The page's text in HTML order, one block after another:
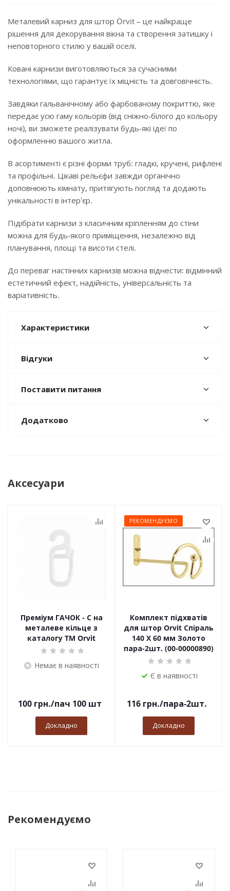
Металевий карниз для штор Orvit – це найкраще
рішення для декорування вікна та створення затишку і
неповторного стилю у вашій оселі.
Ковані карнизи виготовляються за сучасними
технологіями, що гарантує їх міцність та довговічність.
Завдяки гальванічному або фарбованому покриттю, яке
передає усю гаму кольорів (від сніжно-білого до кольору
ночі), ви зможете реалізувати будь-які ідеї по
оформленню вашого житла.
В асортименті є різні форми труб: гладкі, кручені, рифлені
та профільні. Цікаві рельєфи завжди органічно
доповнюють кімнату, притягують погляд та додають
унікальності в інтер'єр.
Підібрати карнизи з класичним кріпленням до стіни
можна для будь-якого приміщення, незалежно від
планування, площі та висоти стелі.
До переваг настінних карнизів можна віднести: відмінний
естетичний ефект, надійність, універсальність та
варіативність.
Характеристики
Відгуки
Поставити питання
Додатково
Аксесуари
Преміум ГАЧОК - С на
металеве кільце з
каталогу TM Orvit
Немає в наявності
100грн./пач 100 шт
Докладно
РЕКОМЕНДУЄМО
Комплект підхватів
для штор Orvit Спіраль
140 Х 60 мм Золото
пара-2шт. (00-00000890)
Є в наявності
116 грн./пара-2шт.
Докладно
Рекомендуємо